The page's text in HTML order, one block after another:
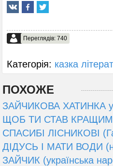
Переглядів: 740
Категорія: казка
ПОХОЖЕ
ЗАЙЧИКОВА ХАТИНКА
ЩОБ ТИ СТАВ КРАЩИМ
СПАСИБІ ЛІСНИКОВІ
ДІДУСЬ І МАТИ ВОДИ
ЗАЙЧИК (українська